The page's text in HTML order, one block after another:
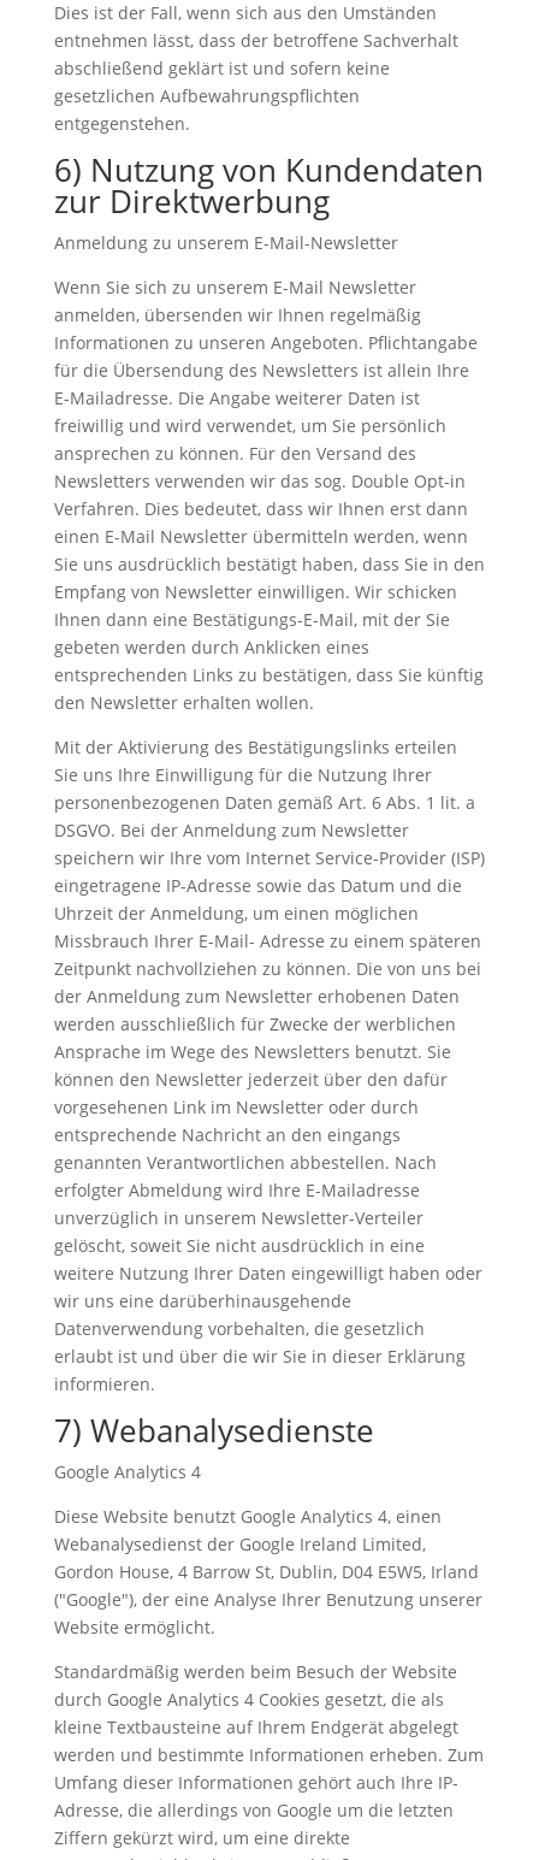
Dies ist der Fall, wenn sich aus den Umständen
entnehmen lässt, dass der betroffene Sachverhalt
abschließend geklärt ist und sofern keine
gesetzlichen Aufbewahrungspflichten
entgegenstehen.
6) Nutzung von Kundendaten
zur Direktwerbung
Anmeldung zu unserem E-Mail-Newsletter
Wenn Sie sich zu unserem E-Mail Newsletter
anmelden, übersenden wir Ihnen regelmäßig
Informationen zu unseren Angeboten. Pflichtangabe
für die Übersendung des Newsletters ist allein Ihre
E-Mailadresse. Die Angabe weiterer Daten ist
freiwillig und wird verwendet, um Sie persönlich
ansprechen zu können. Für den Versand des
Newsletters verwenden wir das sog. Double Opt-in
Verfahren. Dies bedeutet, dass wir Ihnen erst dann
einen E-Mail Newsletter übermitteln werden, wenn
Sie uns ausdrücklich bestätigt haben, dass Sie in den
Empfang von Newsletter einwilligen. Wir schicken
Ihnen dann eine Bestätigungs-E-Mail, mit der Sie
gebeten werden durch Anklicken eines
entsprechenden Links zu bestätigen, dass Sie künftig
den Newsletter erhalten wollen.
Mit der Aktivierung des Bestätigungslinks erteilen
Sie uns Ihre Einwilligung für die Nutzung Ihrer
personenbezogenen Daten gemäß Art. 6 Abs. 1 lit. a
DSGVO. Bei der Anmeldung zum Newsletter
speichern wir Ihre vom Internet Service-Provider (ISP)
eingetragene IP-Adresse sowie das Datum und die
Uhrzeit der Anmeldung, um einen möglichen
Missbrauch Ihrer E-Mail- Adresse zu einem späteren
Zeitpunkt nachvollziehen zu können. Die von uns bei
der Anmeldung zum Newsletter erhobenen Daten
werden ausschließlich für Zwecke der werblichen
Ansprache im Wege des Newsletters benutzt. Sie
können den Newsletter jederzeit über den dafür
vorgesehenen Link im Newsletter oder durch
entsprechende Nachricht an den eingangs
genannten Verantwortlichen abbestellen. Nach
erfolgter Abmeldung wird Ihre E-Mailadresse
unverzüglich in unserem Newsletter-Verteiler
gelöscht, soweit Sie nicht ausdrücklich in eine
weitere Nutzung Ihrer Daten eingewilligt haben oder
wir uns eine darüberhinausgehende
Datenverwendung vorbehalten, die gesetzlich
erlaubt ist und über die wir Sie in dieser Erklärung
informieren.
7) Webanalysedienste
Google Analytics 4
Diese Website benutzt Google Analytics 4, einen
Webanalysedienst der Google Ireland Limited,
Gordon House, 4 Barrow St, Dublin, D04 E5W5, Irland
("Google"), der eine Analyse Ihrer Benutzung unserer
Website ermöglicht.
Standardmäßig werden beim Besuch der Website
durch Google Analytics 4 Cookies gesetzt, die als
kleine Textbausteine auf Ihrem Endgerät abgelegt
werden und bestimmte Informationen erheben. Zum
Umfang dieser Informationen gehört auch Ihre IP-
Adresse, die allerdings von Google um die letzten
Ziffern gekürzt wird, um eine direkte